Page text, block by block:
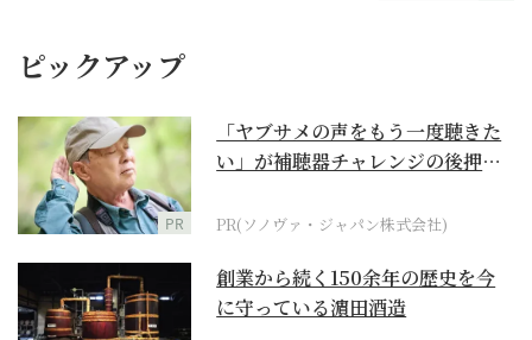
ピックアップ
PR
「ヤブサメの声をもう一度聴きた
い」が補聴器チャレンジの後押し
PR(ソノヴァ・ジャパン株式会社)
創業から続く150余年の歴史を今
に守っている濵田酒造